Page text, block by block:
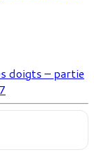
doigts – partie